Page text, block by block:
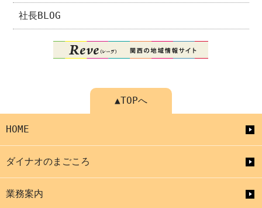
社長BLOG
▲TOPへ
HOME
ダイナオのまごころ
業務案内